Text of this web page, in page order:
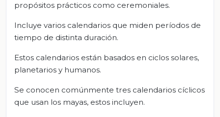
propósitos prácticos como ceremoniales.
Incluye varios calendarios que miden períodos de
tiempo de distinta duración.
Estos calendarios están basados en ciclos solares,
planetarios y humanos.
Se conocen comúnmente tres calendarios cíclicos
que usan los mayas, estos incluyen.